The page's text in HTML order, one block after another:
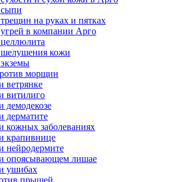
на руках и пятках
в компании Арго
кожи
морщин
ветрянке
витилиго
демодекозе
дерматите
кожных заболеваниях
крапивнице
нейродермите
опоясывающем лишае
ушибах
прыщей